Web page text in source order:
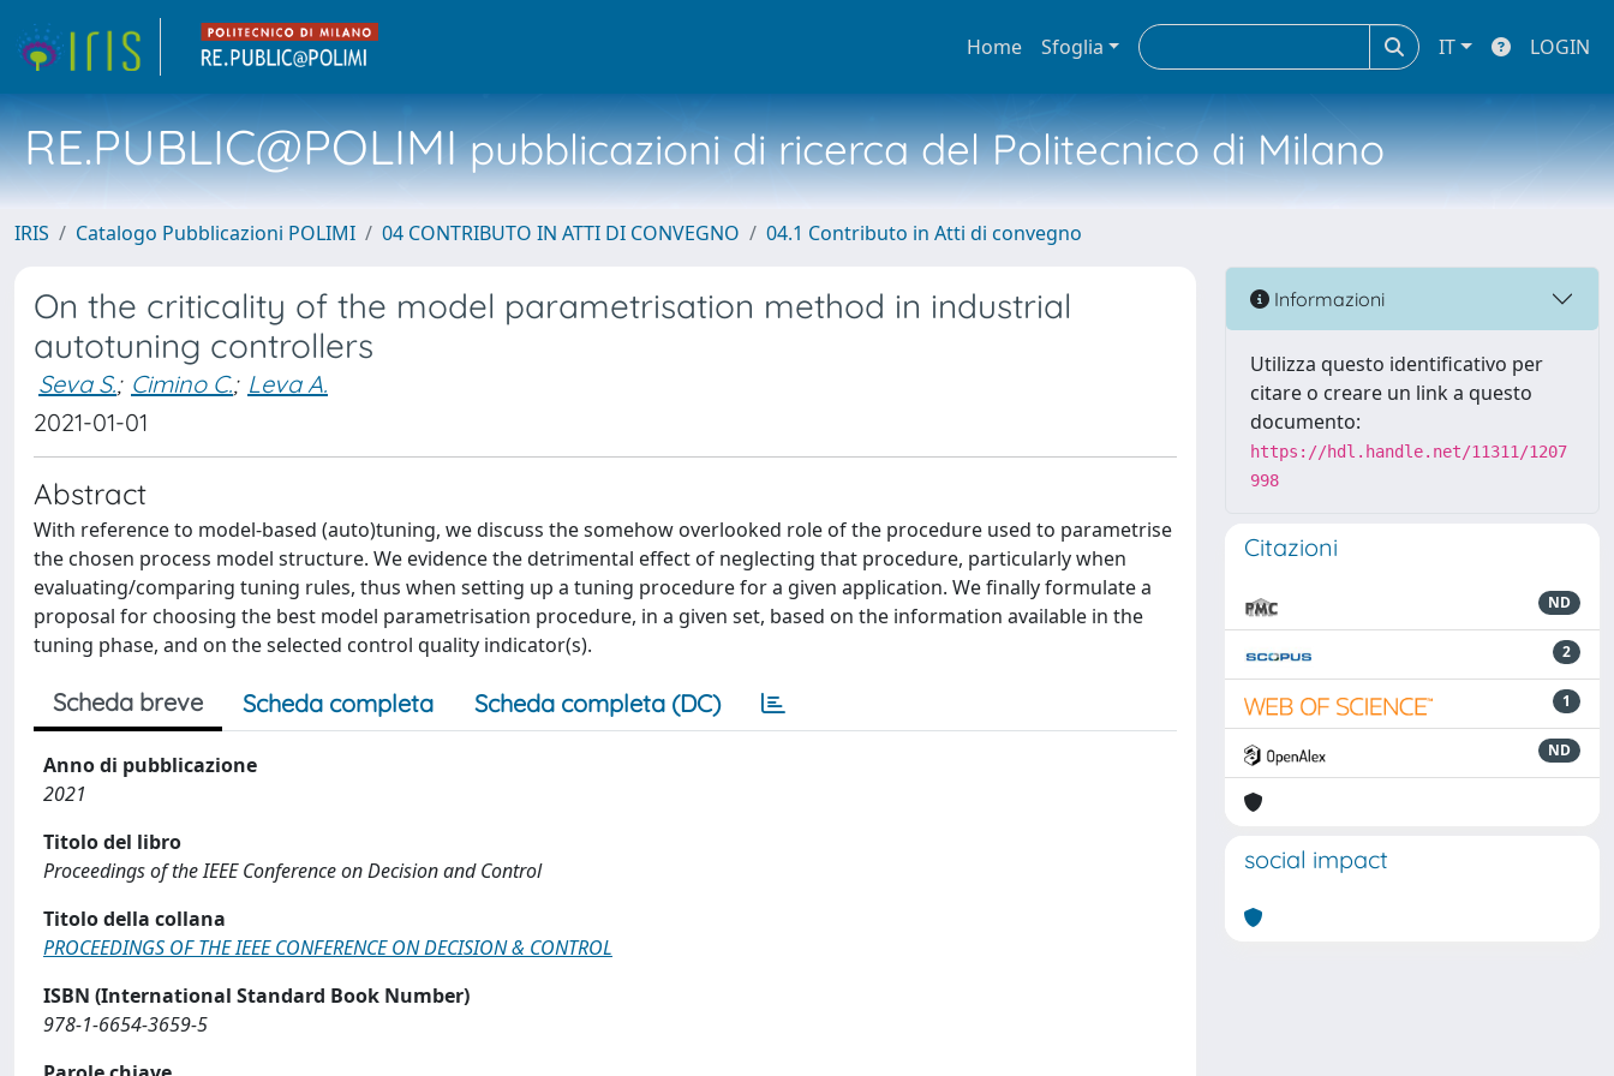
Home Sfoglia IT LOGIN
RE.PUBLIC@POLIMIpubblicazioni di ricerca del Politecnico di Milano
IRIS Catalogo Pubblicazioni POLIMI 04 CONTRIBUTO IN ATTI DI CONVEGNO 04.1 Contributo in Atti di convegno
On the criticality of the model parametrisation method in industrial
autotuning controllers
Seva S.; Cimino C.; Leva A.
2021-01-01
Abstract
With reference to model-based (auto)tuning, we discuss the somehow overlooked role of the procedure used to parametrise
the chosen process model structure. We evidence the detrimental effect of neglecting that procedure, particularly when
evaluating/comparing tuning rules, thus when setting up a tuning procedure for a given application. We finally formulate a
proposal for choosing the best model parametrisation procedure, in a given set, based on the information available in the
tuning phase, and on the selected control quality indicator(s).
Scheda breve Scheda completa Scheda completa (DC)
Anno di pubblicazione
2021
Titolo del libro
Proceedings of the IEEE Conference on Decision and Control
Titolo della collana
PROCEEDINGS OF THE IEEE CONFERENCE ON DECISION & CONTROL
ISBN (International Standard Book Number)
978-1-6654-3659-5
Informazioni
Utilizza questo identificativo per
citare o creare un link a questo
documento:
https://hdl.handle.net/11311/1207
998
Citazioni
ND
2
1
ND
social impact